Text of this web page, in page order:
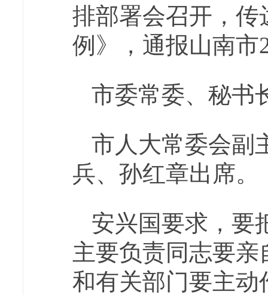
排部署会召开，
例》，通报山南市
市委常委、秘书
市人大常委会副
兵、孙红章出席。
安兴国要求，要
主要负责同志要
和有关部门要主